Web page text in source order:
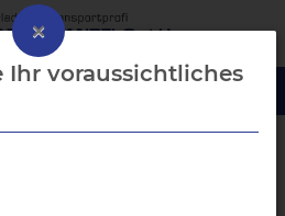
×
Ihr voraussichtliches